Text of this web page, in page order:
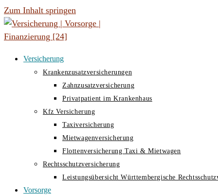
Zum Inhalt springen
Versicherung
Krankenzusatzversicherungen
Zahnzusatzversicherung
Privatpatient im Krankenhaus
Kfz Versicherung
Taxiversicherung
Mietwagenversicherung
Flottenversicherung Taxi & Mietwagen
Rechtsschutzversicherung
Leistungsübersicht Württembergische
Vorsorge